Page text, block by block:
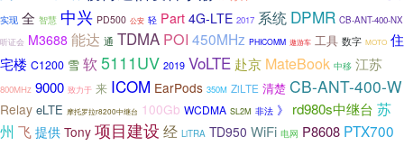
实现 全 智慧 中兴 PD500 公安 轻 Part 4G-LTE 2017 系统 DPMR CB-ANT-400-NX
听证会 M3688 能达 通 TDMA POI 450MHz PHICOMM 遨游车 工具 数字 MOTO 住
宅楼 C1200 雪 软5111UV 2019 VoLTE 赴京 MateBook 中移 江苏
800MHz 9000 致力于 来 ICOM EarPods 350M ZiLTE 清楚 CB-ANT-400-W
Relay eLTE 摩托罗拉r8200中继台 100Gb WCDMA SL2M 非法 》 rd980s中继台 苏
州 飞 提供 Tony 项目建设 经 LiTRA TD950 WiFi 电网 P8608 PTX700